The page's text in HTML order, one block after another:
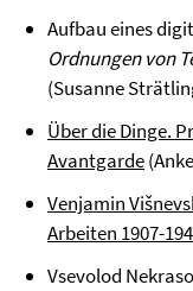
Aufbau eines
Ordnungen von
(Susanne
Über die Dinge.
Avantgarde
Venjamin
Arbeiten 1907-
Vsevolod